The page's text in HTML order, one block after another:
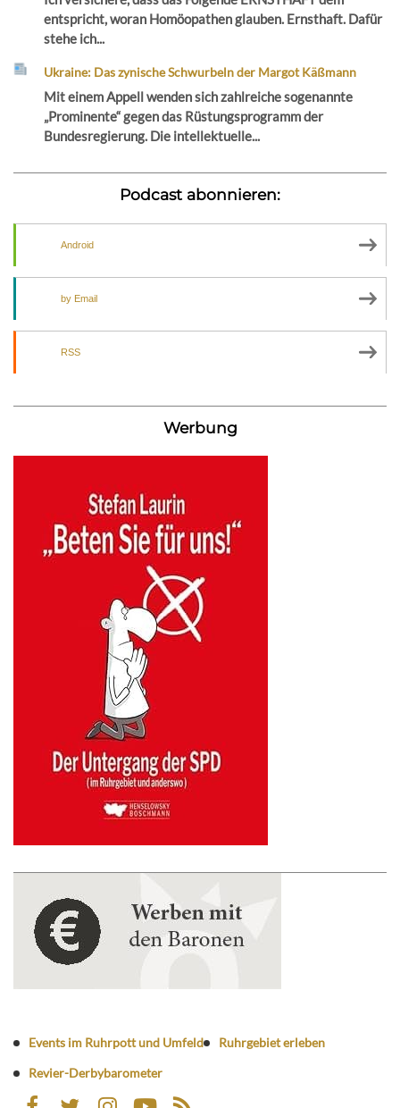
entspricht, woran Homöopathen glauben. Ernsthaft. Dafür
stehe ich...
Ukraine: Das zynische Schwurbeln der Margot Käßmann
Mit einem Appell wenden sich zahlreiche sogenannte
„Prominente“ gegen das Rüstungsprogramm der
Bundesregierung. Die intellektuelle...
Podcast abonnieren:
Android
by Email
RSS
Werbung
Events im Ruhrpott und Umfeld
Ruhrgebiet erleben
Revier-Derbybarometer